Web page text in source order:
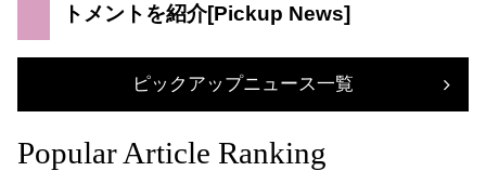
トメントを紹介
ピックアップニュース一覧
Popular Article Ranking